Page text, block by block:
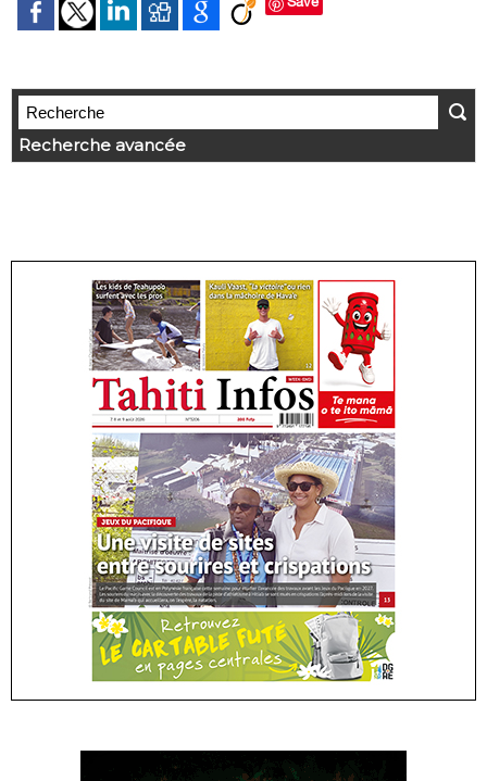
Recherche avancée